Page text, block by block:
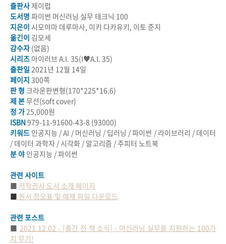
출판사제이펍
도서명 파이썬 머신러닝 실무 테크닉 100
지은이 시모야마 데루마사, 미키 다카유키, 이토 준지
옮긴이 김모세
감수자 (없음)
시리즈 아이러브 A.I. 35(I♥A.I. 35)
출판일 2021년 12월 14일
페이지 300쪽
판 형 크라운판변형(170*225*16.6)
제 본무선(soft cover)
정 가25,000원
ISBN979-11-91600-43-8 (93000)
키워드 인공지능 / AI / 머신러닝 / 딥러닝 /파이썬 / 라이브러리 / 데이터
/ 데이터 과학자 / 시각화 / 알고리즘 /주피터 노트북
분 야 인공지능 /파이썬
관련 사이트
■ 저작권사 도서 소개 페이지
■ 원서 정오표 및 예제 파일 다운로드
관련 포스트
■ 2021.12.02 - [출간 전 책 소식] - 머신러닝 실무를 지원하는 100가
지 무기!